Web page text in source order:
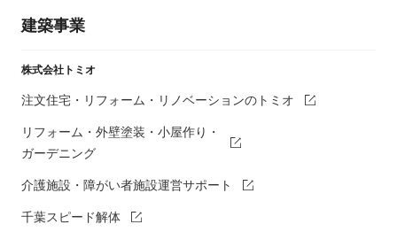
建築事業
株式会社トミオ
注文住宅・リフォーム・リノベーションのトミオ
リフォーム・外壁塗装・小屋作り・
ガーデニング
介護施設・障がい者施設運営サポート
千葉スピード解体